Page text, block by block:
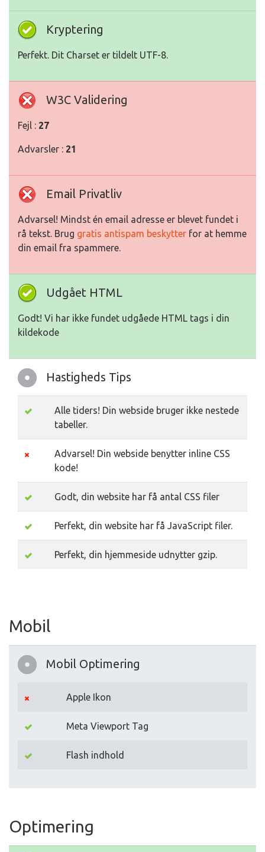
Kryptering
Perfekt. Dit Charset er tildelt UTF-8.
W3C Validering
Fejl : 27
Advarsler : 21
Email Privatliv
Advarsel! Mindst én email adresse er blevet fundet i
rå tekst. Brug gratis antispam beskytter for at hemme
din email fra spammere.
Udgået HTML
Godt! Vi har ikke fundet udgåede HTML tags i din
kildekode
Hastigheds Tips
Alle tiders! Din webside bruger ikke nestede
tabeller.
Advarsel! Din webside benytter inline CSS
kode!
Godt, din website har få antal CSS filer
Perfekt, din website har få JavaScript filer.
Perfekt, din hjemmeside udnytter gzip.
Mobil
Mobil Optimering
Apple Ikon
Meta Viewport Tag
Flash indhold
Optimering